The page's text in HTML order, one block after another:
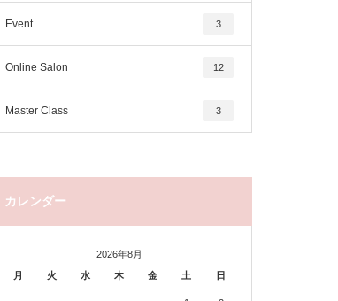
Event 3
Online Salon 12
Master Class 3
カレンダー
2026年8月
月
火 水 木 金 土 日